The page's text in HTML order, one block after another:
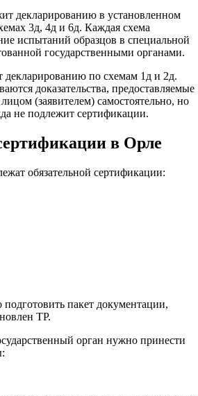
декларированию в установленном
3д, 4д и 6д. Каждая схема
испытаний образцов в специальной
государственными органами.
по схемам 1д и 2д.
доказательства, предоставляемые
(заявителем) самостоятельно, но
не подлежит сертификации.
в Орле
обязательной сертификации:
пакет документации,
ТР.
орган нужно принести